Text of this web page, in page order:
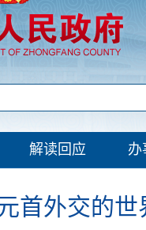
解读回应 办
外交的世